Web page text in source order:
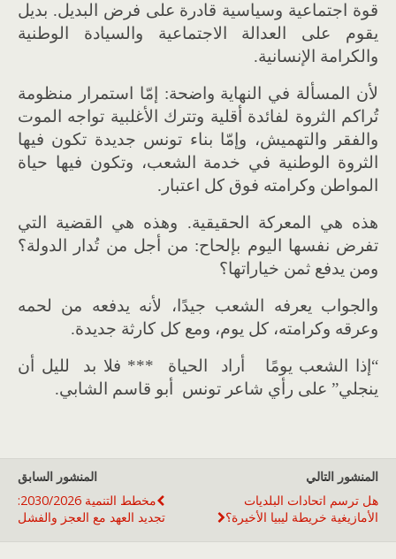
قوة اجتماعية وسياسية قادرة على فرض البديل. بديل
يقوم على العدالة الاجتماعية والسيادة الوطنية
والكرامة الإنسانية.
لأن المسألة في النهاية واضحة: إمّا استمرار منظومة
تُراكم الثروة لفائدة أقلية وتترك الأغلبية تواجه الموت
والفقر والتهميش، وإمّا بناء تونس جديدة تكون فيها
الثروة الوطنية في خدمة الشعب، وتكون فيها حياة
المواطن وكرامته فوق كل اعتبار.
هذه هي المعركة الحقيقية. وهذه هي القضية التي
تفرض نفسها اليوم بإلحاح: من أجل من تُدار الدولة؟
ومن يدفع ثمن خياراتها؟
والجواب يعرفه الشعب جيدًا، لأنه يدفعه من لحمه
وعرقه وكرامته، كل يوم، ومع كل كارثة جديدة.
“إذا الشعب يومًا أراد الحياة *** فلا بد لليل أن
ينجلي” على رأي شاعر تونس أبو قاسم الشابي.
المنشور السابق
مخطط التنمية 2030/2026:
تجديد العهد مع العجز والفشل
المنشور التالي
هل ترسم اتحادات البلديات
الأمازيغية خريطة ليبيا الأخيرة؟